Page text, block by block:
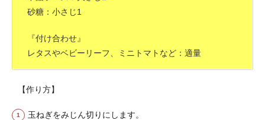
砂糖：小さじ1
『付け合わせ』
レタスやベビーリーフ、ミニトマトなど：適量
【作り方】
玉ねぎをみじん切りにします。